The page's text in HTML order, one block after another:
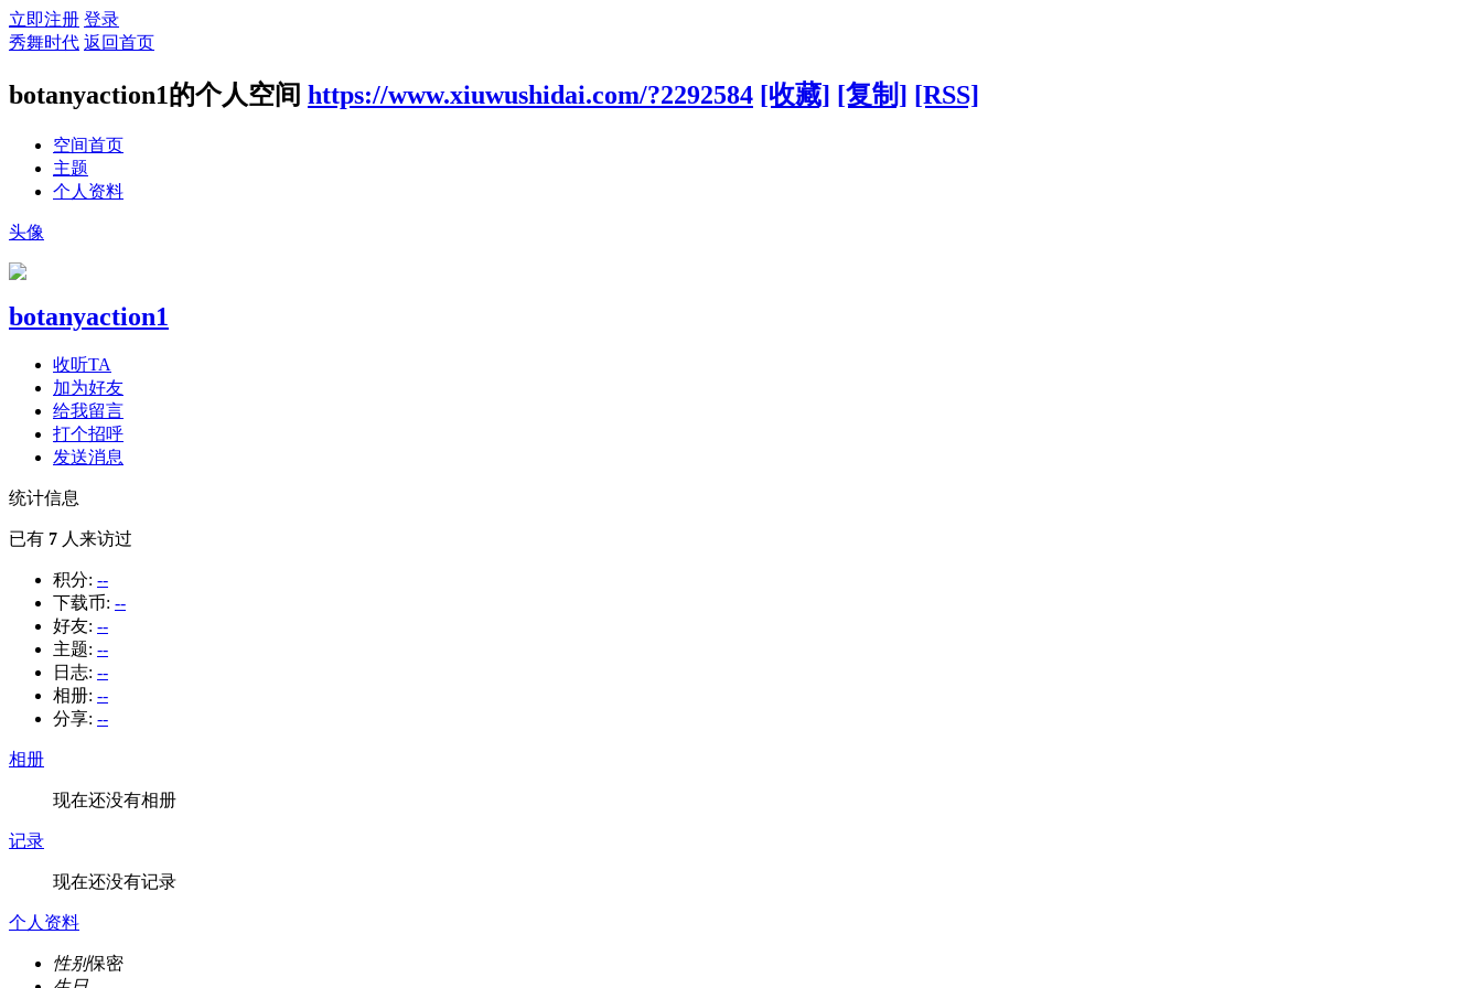
立即注册 登录
秀舞时代 返回首页
botanyaction1的个人空间 https://www.xiuwushidai.com/?2292584 [收藏] [复制] [RSS]
空间首页
主题
个人资料
头像
botanyaction1
收听TA
加为好友
给我留言
打个招呼
发送消息
统计信息
已有 7 人来访过
积分: --
下载币: --
好友: --
主题: --
日志: --
相册: --
分享: --
相册
现在还没有相册
记录
现在还没有记录
个人资料
性别保密